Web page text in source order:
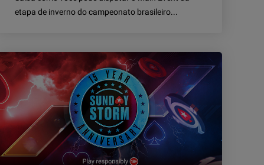
etapa de inverno do campeonato brasileiro...